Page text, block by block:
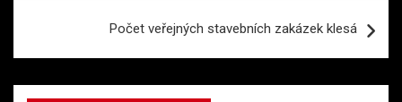
Počet veřejných stavebních zakázek klesá